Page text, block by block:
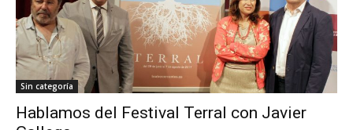
Sin categoría
Hablamos del Festival Terral con Javier